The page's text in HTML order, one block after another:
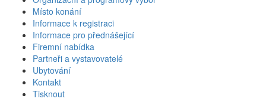
Místo konání
Informace k registraci
Informace pro přednášející
Firemní nabídka
Partneři a vystavovatelé
Ubytování
Kontakt
Tisknout